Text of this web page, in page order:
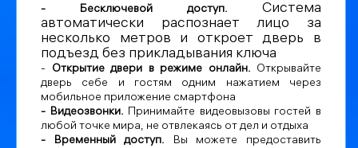
- Бесключевой доступ.
Система
автоматически распознает лицо за
несколько метров и откроет дверь в
подъезд без прикладывания ключа
- Открытие двери в режиме онлайн. Открывайте
дверь себе и гостям одним нажатием через
мобильное приложение смартфона
- Видеозвонки. Принимайте видеовызовы гостей в
любой точке мира, не отвлекаясь от дел и отдыха
- Временный доступ. Вы можете предоставить